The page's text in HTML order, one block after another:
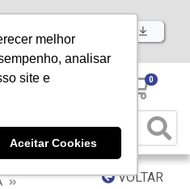
melhor
analisar
site e
Aceitar Cookies
Baixe já nosso APP
0
VOLTAR